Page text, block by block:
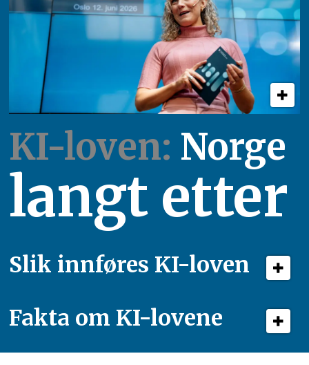
KI-loven: Norge
langt etter
Slik innføres KI-loven
Fakta om KI-lovene